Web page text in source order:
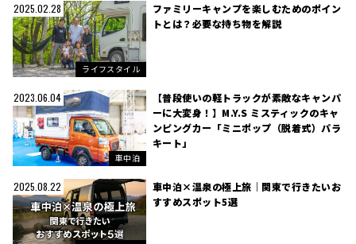
2025.02.28
ライフスタイル
ファミリーキャンプを楽しむためのポイン
トとは？必要な持ち物を解説
2023.06.04
車中泊
【普段使いの軽トラックが素敵なキャンパ
ーに大変身！】M.Y.S ミスティックのキャ
ンピングカー「ミニポップ（脱着式）パラ
キート」
2025.08.22
車中泊×温泉の極上旅｜関東で行きたいお
すすめスポット5選